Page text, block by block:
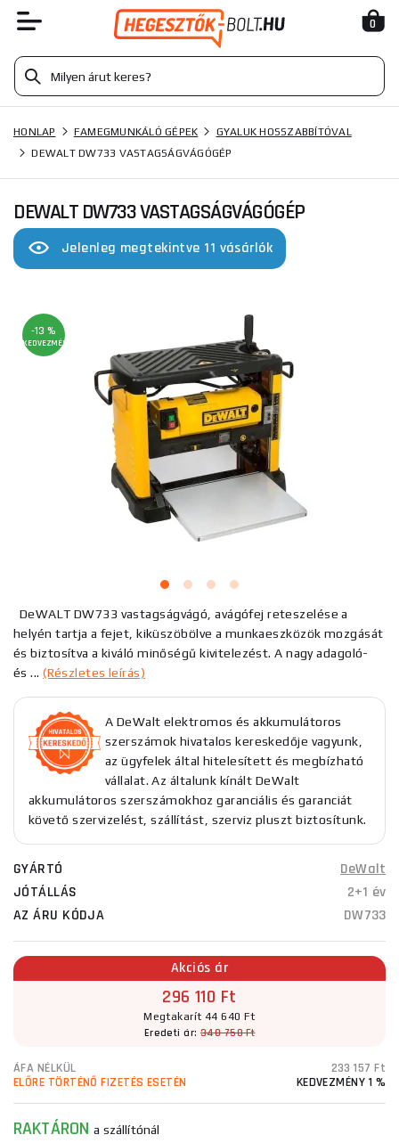
0
HONLAP FAMEGMUNKÁLÓ GÉPEK
GYALUK HOSSZABBÍTÓVAL
DEWALT DW733 VASTAGSÁGVÁGÓGÉP
DEWALT DW733 VASTAGSÁGVÁGÓGÉP
Jelenleg megtekintve 11 vásárlók
-13 %
KEDVEZMÉNY
DeWALT DW733 vastagságvágó, avágófej reteszelése a
helyén tartja a fejet, kiküszöbölve a munkaeszközök mozgását
és biztosítva a kiváló minőségű kivitelezést. A nagy adagoló-
és ...(Részletes leírás)
A DeWalt elektromos és akkumulátoros
szerszámok hivatalos kereskedője vagyunk,
az ügyfelek által hitelesített és megbízható
vállalat. Az általunk kínált DeWalt
akkumulátoros szerszámokhoz garanciális és garanciát
követő szervizelést, szállítást, szerviz pluszt biztosítunk.
GYÁRTÓ
DeWalt
JÓTÁLLÁS
2+1 év
AZ ÁRU KÓDJA
DW733
Akciós ár
296 110 Ft
Megtakarít 44 640 Ft
Eredeti ár: 340 750 Ft
ÁFA NÉLKÜL
233 157 Ft
ELŐRE TÖRTÉNŐ FIZETÉS ESETÉN
KEDVEZMÉNY 1 %
RAKTÁRONa szállítónál